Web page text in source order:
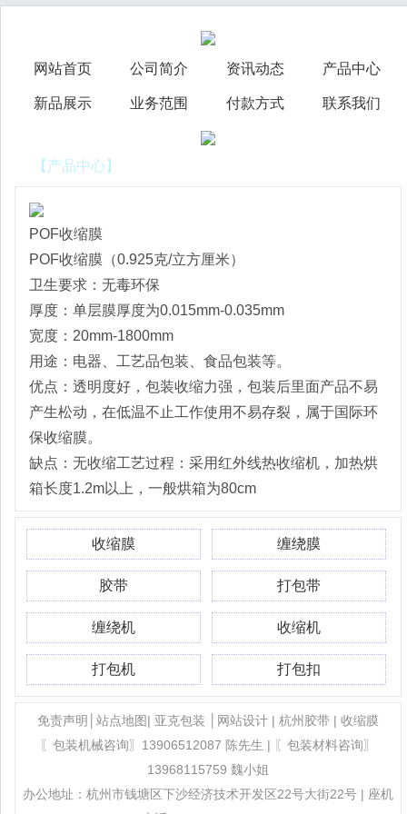
网站首页 公司简介 资讯动态 产品中心
新品展示 业务范围 付款方式 联系我们
【产品中心】
POF收缩膜
POF收缩膜（0.925克/立方厘米）
卫生要求：无毒环保
厚度：单层膜厚度为0.015mm-0.035mm
宽度：20mm-1800mm
用途：电器、工艺品包装、食品包装等。
优点：透明度好，包装收缩力强，包装后里面产品不易
产生松动，在低温不止工作使用不易存裂，属于国际环
保收缩膜。
缺点：无收缩工艺过程：采用红外线热收缩机，加热烘
箱长度1.2m以上，一般烘箱为80cm
收缩膜 缠绕膜
胶带 打包带
缠绕机 收缩机
打包机 打包扣
免责声明│站点地图| 亚克包装 网站设计| 杭州胶带 | 收缩膜
〖包装机械咨询〗 13906512087 陈先生 | 〖包装材料咨询〗
13968115759 魏小姐
办公地址：杭州市钱塘区下沙经济技术开发区22号大街22号 | 座机